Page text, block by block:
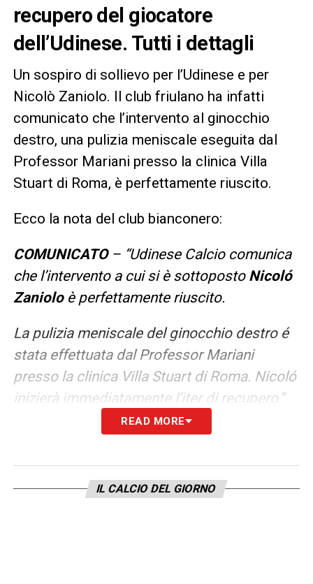
recupero del giocatore
dell’Udinese. Tutti i dettagli
Un sospiro di sollievo per l’Udinese e per
Nicolò Zaniolo. Il club friulano ha infatti
comunicato che l’intervento al ginocchio
destro, una pulizia meniscale eseguita dal
Professor Mariani presso la clinica Villa
Stuart di Roma, è perfettamente riuscito.
Ecco la nota del club bianconero:
COMUNICATO – “Udinese Calcio comunica
che l’intervento a cui si è sottoposto Nicoló
Zanioloè perfettamente riuscito.
La pulizia meniscale del ginocchio destro é
stata effettuata dal Professor Mariani
presso la clinica Villa Stuart di Roma. Nicoló
inizierà immediatamente l’iter di recupero. “
LEGGI ANCHE –Ultime Notizie Serie A:
campionato italiano
READ MORE
IL CALCIO DEL GIORNO